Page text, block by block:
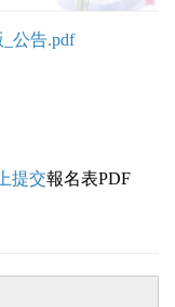
公告.pdf
提交報名表PDF